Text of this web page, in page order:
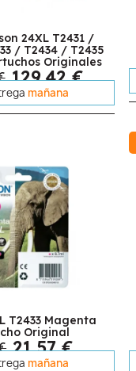
24XL T2431 /
/ T2434 / T2435
Originales
129,42 €
mañana
T2433 Magenta
Original
21,57 €
mañana